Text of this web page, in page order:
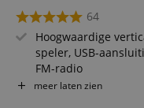
64
Hoogwaardige
speler, USB-
FM-radio
Elegant design met
Mogelijkheid voor
meer laten zien